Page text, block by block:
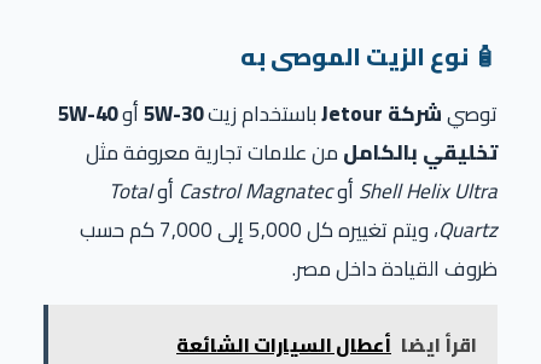
🧴 نوع الزيت الموصى به
توصيشركة Jetour باستخدام زيت5W-30أو5W-40
تخليقي بالكاملمن علامات تجارية معروفة مثل
Shell Helix UltraأوCastrol MagnatecأوTotal
Quartz
، ويتم تغييره كل 5,000 إلى 7,000 كم حسب
ظروف القيادة داخل مصر.
اقرأ ايضا أعطال السيارات الشائعة